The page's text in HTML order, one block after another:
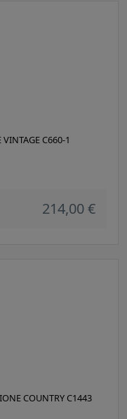
C660-1
214,00 €
COUNTRY C1443